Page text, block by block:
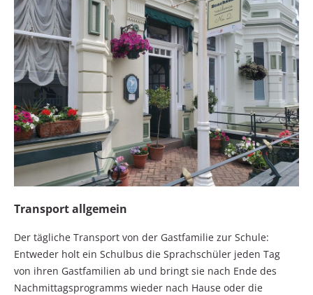
Transport allgemein
Der tägliche Transport von der Gastfamilie zur Schule:
Entweder holt ein Schulbus die Sprachschüler jeden Tag
von ihren Gastfamilien ab und bringt sie nach Ende des
Nachmittagsprogramms wieder nach Hause oder die